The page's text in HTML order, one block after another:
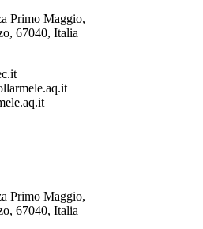
Primo Maggio,
67040, Italia
Primo Maggio,
67040, Italia